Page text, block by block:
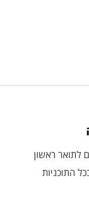
לתואר ראשון
התוכניות